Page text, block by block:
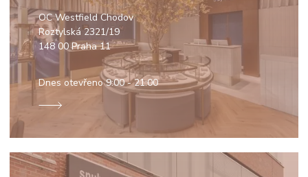
OC Westfield Chodov
Roztylská 2321/19
148 00 Praha 11
Dnes otevřeno9:00 - 21:00